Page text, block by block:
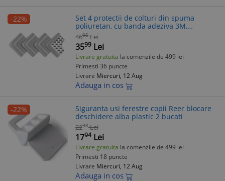
-22%
Set 4 protectii de colturi din spuma
poliuretan, cu banda adeziva 3M,
rezistenta la muscaturi, gri, Reer 82031
4605 Lei
3599 Lei
Livrare gratuita la comenzile de 499 lei
Primesti 36 puncte
Livrare Miercuri, 12 Aug
Adauga in cos
-22%
Siguranta usi ferestre copii Reer blocare
deschidere alba plastic 2 bucati
2298 Lei
1794 Lei
Livrare gratuita la comenzile de 499 lei
Primesti 18 puncte
Livrare Miercuri, 12 Aug
Adauga in cos